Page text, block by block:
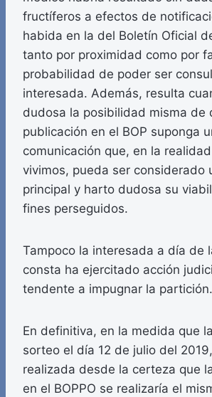
fructíferos a efectos de
habida en la del Boletín Oficial
tanto por proximidad como por
probabilidad de poder ser
interesada. Además, resulta
dudosa la posibilidad misma de
publicación en el BOP suponga
comunicación que, en la
vivimos, pueda ser considerado
principal y harto dudosa su
fines perseguidos.
Tampoco la interesada a día de
consta ha ejercitado acción
tendente a impugnar la partición.
En definitiva, en la medida que
sorteo el día 12 de julio del
realizada desde la certeza que
en el BOPPO se realizaría el